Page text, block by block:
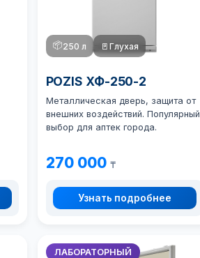
📦250 л 🚪 Глухая
POZIS ХФ-250-2
Металлическая дверь, защита от
внешних воздействий. Популярный
выбор для аптек города.
270 000 ₸
Узнать подробнее
ЛАБОРАТОРНЫЙ